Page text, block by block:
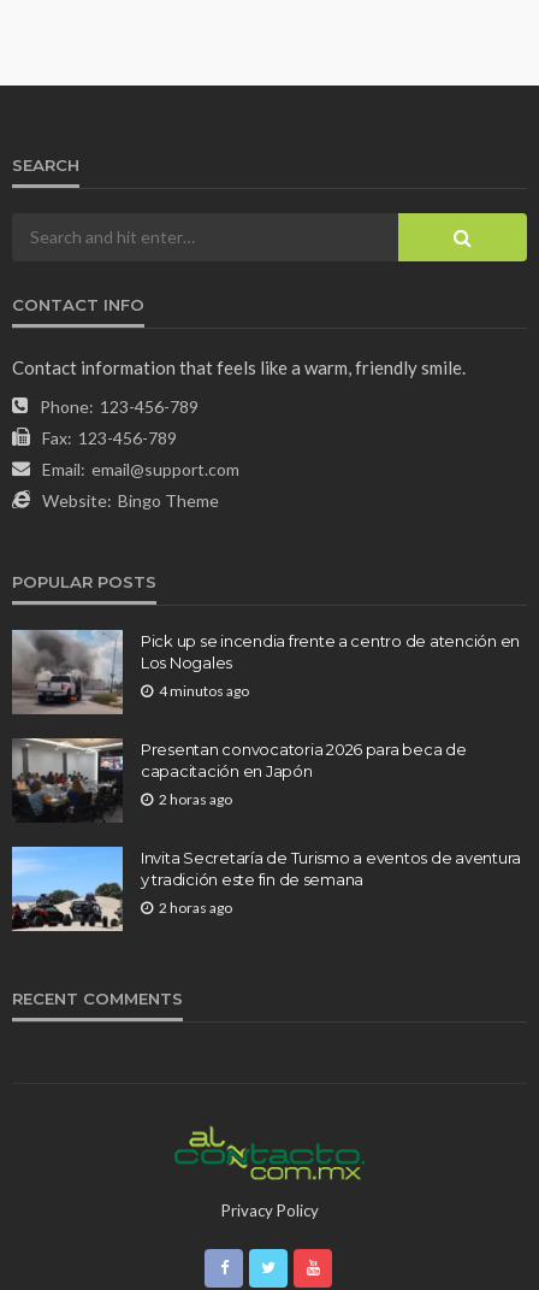
SEARCH
CONTACT INFO
Contact information that feels like a warm, friendly smile.
Phone: 123-456-789
Fax: 123-456-789
Email: email@support.com
Website: Bingo Theme
POPULAR POSTS
Pick up se incendia frente a centro de atención en
Los Nogales
4 minutos ago
Presentan convocatoria 2026 para beca de
capacitación en Japón
2 horas ago
Invita Secretaría de Turismo a eventos de aventura
y tradición este fin de semana
2 horas ago
RECENT COMMENTS
Privacy Policy